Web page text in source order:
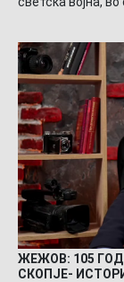
ЖЕЖОВ: 105
СКОПЈЕ-